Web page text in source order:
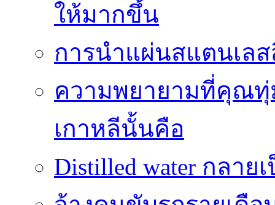
ให้มากขึ้น
การนำแผ่นสแตนเล
ความพยายามที่คุณทุ่
เกาหลีนั้นคือ
Distilled water กลา